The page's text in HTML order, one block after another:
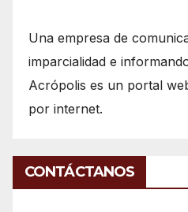
Una empresa de
imparcialidad e
Acrópolis es un portal
por internet.
CONTÁCTANOS